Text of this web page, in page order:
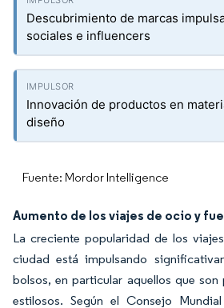
Descubrimiento de marcas
sociales e influencers
Innovación de productos en
diseño
Fuente: Mordor Intelligence
Aumento de los viajes de ocio y
La creciente popularidad de los
ciudad está impulsando
bolsos, en particular aquellos que
estilosos. Según el Consejo